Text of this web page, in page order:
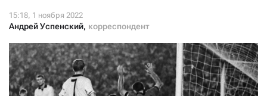
Андрей Успенский, корреспондент
Нажимая кнопку «Стать соучастником»,
я принимаю условия и подтверждаю свое гражданство РФ
СТАТЬ СОУЧАСТНИКОМ